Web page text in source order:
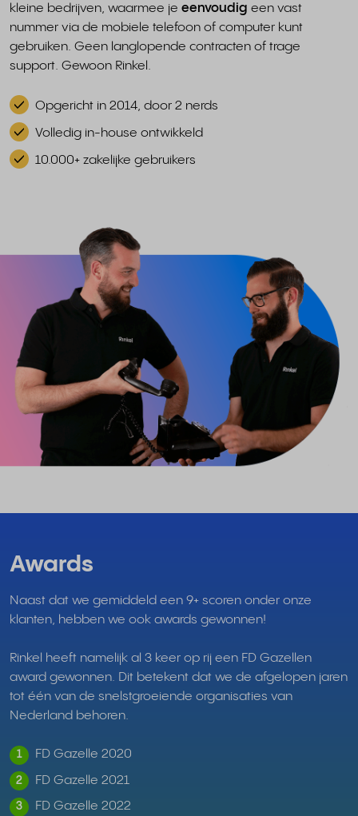
kleine bedrijven, waarmee je eenvoudig een vast
nummer via de mobiele telefoon of computer kunt
gebruiken. Geen langlopende contracten of trage
support. Gewoon Rinkel.
Opgericht in 2014, door 2 nerds
Volledig in-house ontwikkeld
10.000+ zakelijke gebruikers
Awards
Naast dat we gemiddeld een 9+ scoren onder onze
klanten, hebben we ook awards gewonnen!
Rinkel heeft namelijk al 3 keer op rij een FD Gazellen
award gewonnen. Dit betekent dat we de afgelopen jaren
tot één van de snelstgroeiende organisaties van
Nederland behoren.
1 FD Gazelle 2020
2 FD Gazelle 2021
3 FD Gazelle 2022